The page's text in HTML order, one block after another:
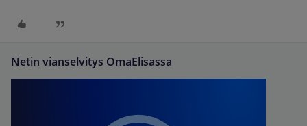
Netin vianselvitys OmaElisassa